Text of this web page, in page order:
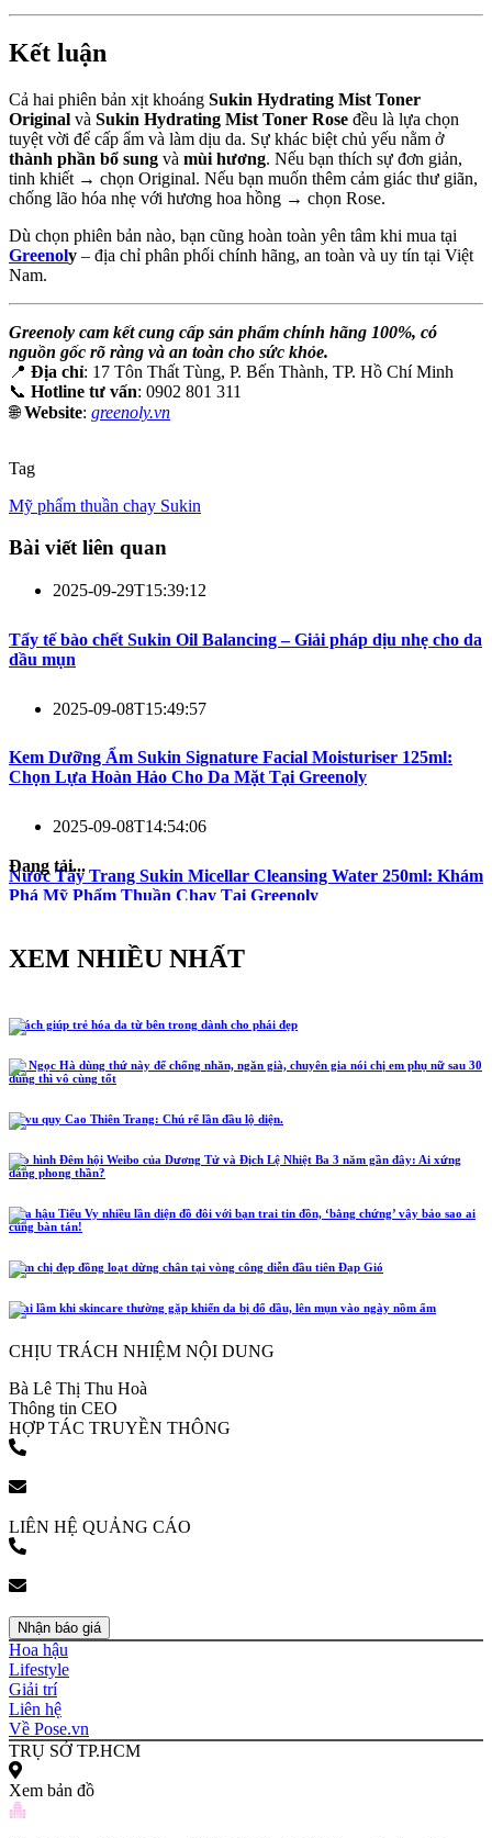
Kết luận
Cả hai phiên bản xịt khoáng Sukin Hydrating Mist Toner
Original và Sukin Hydrating Mist Toner Rose đều là lựa chọn
tuyệt vời để cấp ẩm và làm dịu da. Sự khác biệt chủ yếu nằm ở
thành phần bổ sung và mùi hương. Nếu bạn thích sự đơn giản,
tinh khiết → chọn Original. Nếu bạn muốn thêm cảm giác thư giãn,
chống lão hóa nhẹ với hương hoa hồng → chọn Rose.
Dù chọn phiên bản nào, bạn cũng hoàn toàn yên tâm khi mua tại
Greenoly – địa chỉ phân phối chính hãng, an toàn và uy tín tại Việt
Nam.
Greenoly cam kết cung cấp sản phẩm chính hãng 100%, có
nguồn gốc rõ ràng và an toàn cho sức khỏe.
📍 Địa chỉ: 17 Tôn Thất Tùng, P. Bến Thành, TP. Hồ Chí Minh
📞 Hotline tư vấn: 0902 801 311
🌐Website: greenoly.vn
Tag
Mỹ phẩm thuần chay Sukin
Bài viết liên quan
2025-09-29T15:39:12
Tẩy tế bào chết Sukin Oil Balancing – Giải pháp dịu nhẹ cho da
dầu mụn
2025-09-08T15:49:57
Kem Dưỡng Ẩm Sukin Signature Facial Moisturiser 125ml:
Chọn Lựa Hoàn Hảo Cho Da Mặt Tại Greenoly
2025-09-08T14:54:06
Nước Tẩy Trang Sukin Micellar Cleansing Water 250ml: Khám
Phá Mỹ Phẩm Thuần Chay Tại Greenoly
Đang tải...
XEM NHIỀU NHẤT
5 cách giúp trẻ hóa da từ bên trong dành cho phái đẹp
Hồ Ngọc Hà dùng thứ này để chống nhăn, ngăn già, chuyên gia nói chị em phụ nữ sau 30
dùng thì vô cùng tốt
Lễ vu quy Cao Thiên Trang: Chú rể lần đầu lộ diện.
Tạo hình Đêm hội Weibo của Dương Tử và Địch Lệ Nhiệt Ba 3 năm gần đây: Ai xứng
đáng phong thần?
Hoa hậu Tiểu Vy nhiều lần diện đồ đôi với bạn trai tin đồn, ‘bằng chứng’ vậy bảo sao ai
cũng bàn tán!
Năm chị đẹp đồng loạt dừng chân tại vòng công diễn đầu tiên Đạp Gió
4 sai lầm khi skincare thường gặp khiến da bị đổ dầu, lên mụn vào ngày nồm ẩm
CHỊU TRÁCH NHIỆM NỘI DUNG
Bà Lê Thị Thu Hoà
Thông tin CEO
HỢP TÁC TRUYỀN THÔNG
LIÊN HỆ QUẢNG CÁO
Nhận báo giá
Hoa hậu
Lifestyle
Giải trí
Liên hệ
Về Pose.vn
TRỤ SỞ TP.HCM
Xem bản đồ